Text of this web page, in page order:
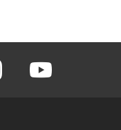
Youtube